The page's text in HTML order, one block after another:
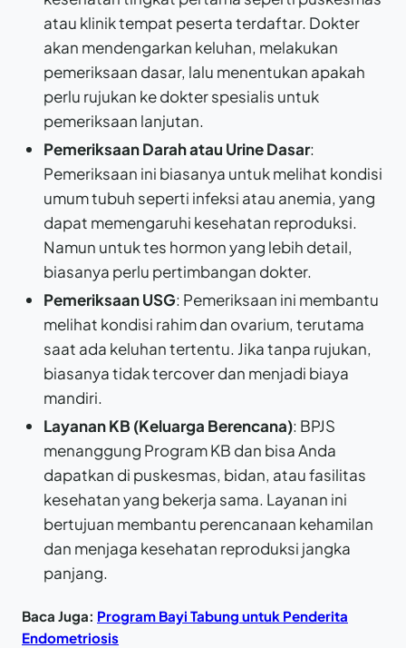
atau klinik tempat peserta terdaftar. Dokter
akan mendengarkan keluhan, melakukan
pemeriksaan dasar, lalu menentukan apakah
perlu rujukan ke dokter spesialis untuk
pemeriksaan lanjutan.
Pemeriksaan Darah atau Urine Dasar:
Pemeriksaan ini biasanya untuk melihat kondisi
umum tubuh seperti infeksi atau anemia, yang
dapat memengaruhi kesehatan reproduksi.
Namun untuk tes hormon yang lebih detail,
biasanya perlu pertimbangan dokter.
Pemeriksaan USG: Pemeriksaan ini membantu
melihat kondisi rahim dan ovarium, terutama
saat ada keluhan tertentu. Jika tanpa rujukan,
biasanya tidak tercover dan menjadi biaya
mandiri.
Layanan KB (Keluarga Berencana): BPJS
menanggung Program KB dan bisa Anda
dapatkan di puskesmas, bidan, atau fasilitas
kesehatan yang bekerja sama. Layanan ini
bertujuan membantu perencanaan kehamilan
dan menjaga kesehatan reproduksi jangka
panjang.
Baca Juga: Program Bayi Tabung untuk Penderita
Endometriosis